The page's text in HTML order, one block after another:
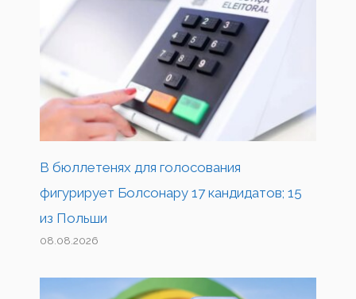
В бюллетенях для голосования
фигурирует Болсонару 17 кандидатов; 15
из Польши
08.08.2026